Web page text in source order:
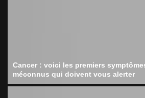
Cancer : voici les premiers
méconnus qui doivent vous alerter